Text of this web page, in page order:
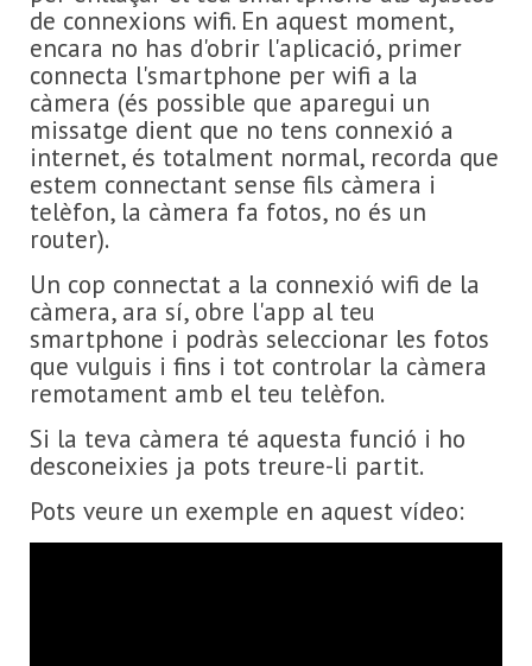
de connexions wifi. En aquest moment,
encara no has d'obrir l'aplicació, primer
connecta l'smartphone per wifi a la
càmera (és possible que aparegui un
missatge dient que no tens connexió a
internet, és totalment normal, recorda que
estem connectant sense fils càmera i
telèfon, la càmera fa fotos, no és un
router).
Un cop connectat a la connexió wifi de la
càmera, ara sí, obre l'app al teu
smartphone i podràs seleccionar les fotos
que vulguis i fins i tot controlar la càmera
remotament amb el teu telèfon.
Si la teva càmera té aquesta funció i ho
desconeixies ja pots treure-li partit.
Pots veure un exemple en aquest vídeo: